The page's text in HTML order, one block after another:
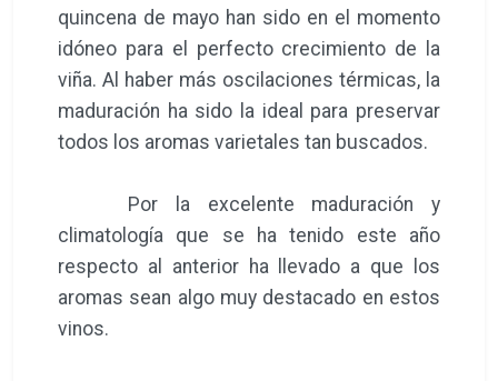
quincena de mayo han sido en el momento
idóneo para el perfecto crecimiento de la
viña. Al haber más oscilaciones térmicas, la
maduración ha sido la ideal para preservar
todos los aromas varietales tan buscados.
Por la excelente maduración y
climatología que se ha tenido este año
respecto al anterior ha llevado a que los
aromas sean algo muy destacado en estos
vinos.